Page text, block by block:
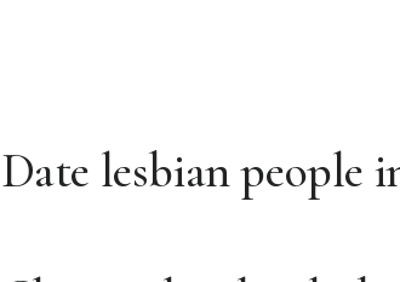
Date lesbian people